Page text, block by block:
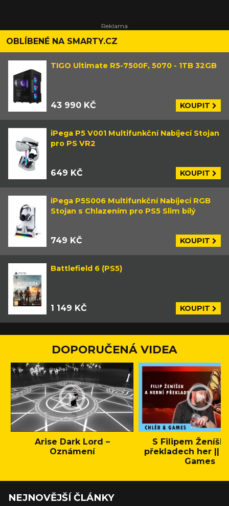
OBLÍBENÉ NA SMARTY.CZ
TIGO Ultimate R5-7500F, 5070 - 1TB 32GB
43 990 KČ KOUPIT
iPega P5 V001 Multifunkční Nabíjecí Stojan
pro PS VR2
649 KČ KOUPIT
iPega P5S006 Multifunkční Nabíjecí RGB
Stojan s Chlazením pro PS5 Slim bílý
749 KČ KOUPIT
Battlefield 6 (PS5)
1 149 KČ KOUPIT
DOPORUČENÁ VIDEA
Arise Dark Lord –
Oznámení
S Filipem
překladech her ||
Games
NEJNOVĚJŠÍ ČLÁNKY